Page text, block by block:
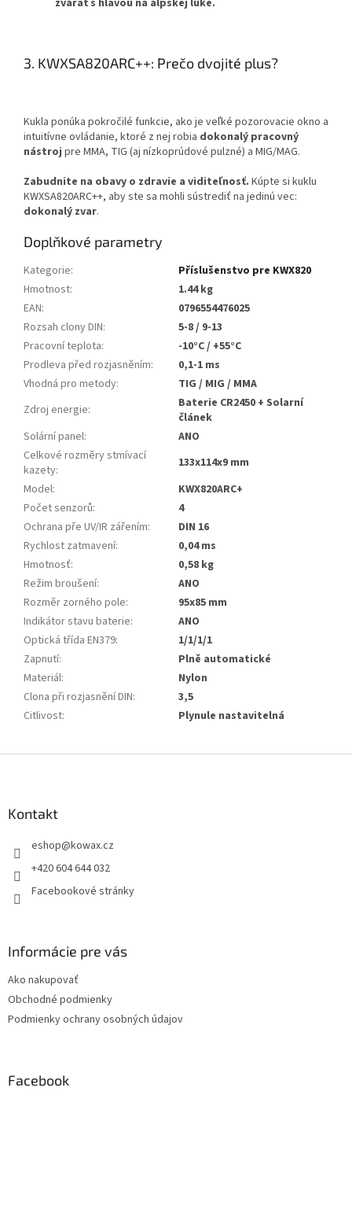
3. KWXSA820ARC++: Prečo dvojité plus?
Kukla ponúka pokročilé funkcie, ako je veľké pozorovacie okno a
intuitívne ovládanie, ktoré z nej robia dokonalý pracovný
nástroj pre MMA, TIG (aj nízkoprúdové pulzné) a MIG/MAG.
Zabudnite na obavy o zdravie a viditeľnosť. Kúpte si kuklu
KWXSA820ARC++, aby ste sa mohli sústrediť na jedinú vec:
dokonalý zvar.
Doplňkové parametry
Kategorie:
Příslušenstvo pre KWX820
Hmotnost:
1.44 kg
EAN:
0796554476025
Rozsah clony DIN:
5-8 / 9-13
Pracovní teplota:
-10°C / +55°C
Prodleva před rozjasněním:
0,1-1 ms
Vhodná pro metody:
TIG / MIG / MMA
Zdroj energie:
Baterie CR2450 + Solarní
článek
Solární panel:
ANO
Celkové rozměry stmívací
kazety:
133x114x9 mm
Model:
KWX820ARC+
Počet senzorů:
4
Ochrana pře UV/IR zářením:
DIN 16
Rychlost zatmavení:
0,04 ms
Hmotnosť:
0,58 kg
Režim broušení:
ANO
Rozměr zorného pole:
95x85 mm
Indikátor stavu baterie:
ANO
Optická třída EN379:
1/1/1/1
Zapnutí:
Plně automatické
Materiál:
Nylon
Clona při rozjasnění DIN:
3,5
Citlivost: Plynule nastavitelná
Kontakt
eshop@kowax.cz
+420 604 644 032
Facebookové stránky
Informácie pre vás
Ako nakupovať
Obchodné podmienky
Podmienky ochrany osobných údajov
Facebook